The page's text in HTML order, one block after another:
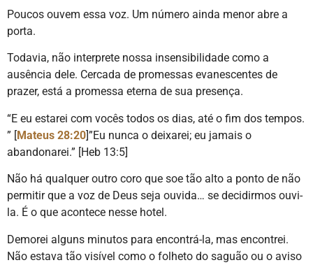
Poucos ouvem essa voz. Um número ainda menor abre a
porta.
Todavia, não interprete nossa insensibilidade como a
ausência dele. Cercada de promessas evanescentes de
prazer, está a promessa eterna de sua presença.
“E eu estarei com vocês todos os dias, até o fim dos tempos.
” [Mateus 28:20]”Eu nunca o deixarei; eu jamais o
abandonarei.” [Heb 13:5]
Não há qualquer outro coro que soe tão alto a ponto de não
permitir que a voz de Deus seja ouvida… se decidirmos ouvi-
la. É o que acontece nesse hotel.
Demorei alguns minutos para encontrá-la, mas encontrei.
Não estava tão visível como o folheto do saguão ou o aviso